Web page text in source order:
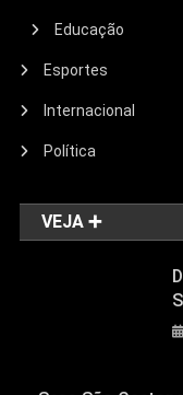
Educação
Esportes
Internacional
Política
VEJA ➕